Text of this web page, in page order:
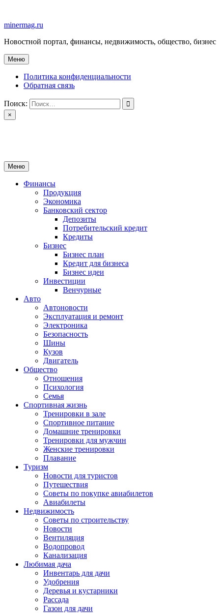
содержимому
minermag.ru
Новостной портал, финансы, недвижимость, общество, бизнес
Меню
Политика конфиденциальности
Обратная связь
Поиск:
×
Меню
Финансы
Продукция
Экономика
Банковский сектор
Депозиты
Потребительский кредит
Кредиты
Бизнес
Бизнес план
Кредит для бизнеса
Бизнес идеи
Инвестиции
Венчурные
Авто
Автоновости
Эксплуатация и ремонт
Электроника
Безопасность
Шины
Кузов
Двигатель
Общество
Отношения
Психология
Семья
Спортивная жизнь
Тренировки в зале
Спортивное питание
Домашние тренировки
Тренировки для мужчин
Женские тренировки
Плавание
Туризм
Новости для туристов
Путешествия
Советы по покупке авиабилетов
Авиабилеты
Недвижимость
Советы по строительству
Новости
Вентиляция
Водопровод
Канализация
Любимая дача
Инвентарь для дачи
Удобрения
Деревья и кустарники
Рассада
Газон для дачи